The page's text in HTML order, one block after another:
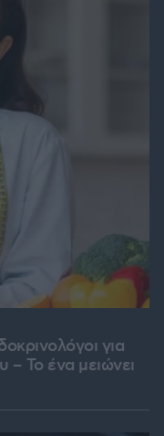
για
– Το ένα μειώνει